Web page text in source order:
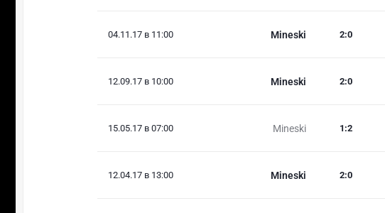
04.11.17 в 11:00 Mineski 2:0
12.09.17 в 10:00 Mineski 2:0
15.05.17 в 07:00 Mineski 1 :2
12.04.17 в 13:00 Mineski 2:0